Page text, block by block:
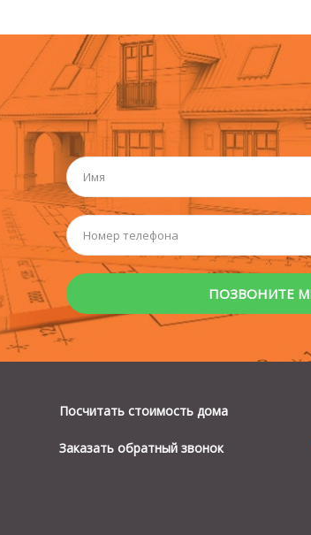
Посчитать стоимость дома
Заказать обратный звонок